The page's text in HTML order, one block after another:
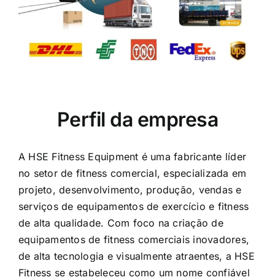
Perfil da empresa
A HSE Fitness Equipment é uma fabricante líder
no setor de fitness comercial, especializada em
projeto, desenvolvimento, produção, vendas e
serviços de equipamentos de exercício e fitness
de alta qualidade. Com foco na criação de
equipamentos de fitness comerciais inovadores,
de alta tecnologia e visualmente atraentes, a HSE
Fitness se estabeleceu como um nome confiável